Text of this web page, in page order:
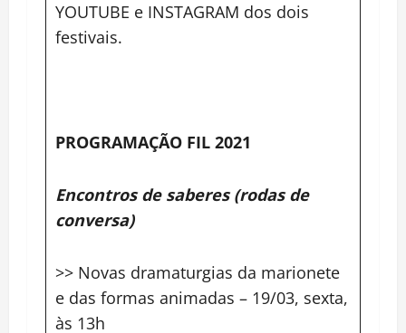
YOUTUBE e INSTAGRAM dos dois
festivais.
PROGRAMAÇÃO FIL 2021
Encontros de saberes (rodas de
conversa)
>> Novas dramaturgias da marionete
e das formas animadas – 19/03, sexta,
às 13h